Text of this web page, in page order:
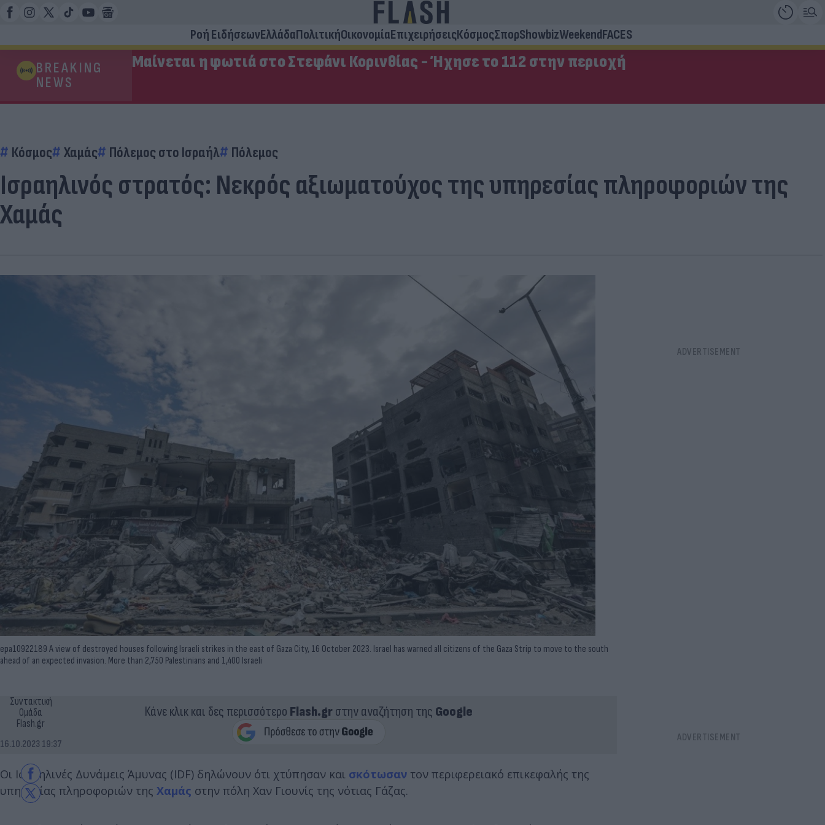
Ροή ΕιδήσεωνΕλλάδαΠολιτικήΟικονομίαΕπιχειρήσειςΚόσμοςΣπορShowbizWeekendFACES
BREAKING
NEWS
Μαίνεται η φωτιά στο Στεφάνι Κορινθίας - Ήχησε το 112 στην περιοχή
Κόσμος Χαμάς Πόλεμος στο Ισραήλ Πόλεμος
Ισραηλινός στρατός: Νεκρός αξιωματούχος της υπηρεσίας πληροφοριών της
Χαμάς
epa10922189 A view of destroyed houses following Israeli strikes in the east of Gaza City, 16 October 2023. Israel has warned all citizens of the Gaza Strip to move to the south
ahead of an expected invasion. More than 2,750 Palestinians and 1,400 Israeli
Συντακτική
Ομάδα
Flash.gr
16.10.2023 19:37
Κάνε κλικ και δες περισσότερο Flash.grστην αναζήτηση της Google
Οι Ισραηλινές Δυνάμεις Άμυνας (IDF) δηλώνουν ότι χτύπησαν και σκότωσαν τον περιφερειακό επικεφαλής της
υπηρεσίας πληροφοριών της Χαμάς στην πόλη Χαν Γιουνίς της νότιας Γάζας.